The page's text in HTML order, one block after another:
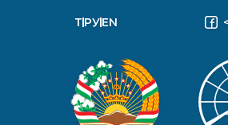
ТҶ РУEN